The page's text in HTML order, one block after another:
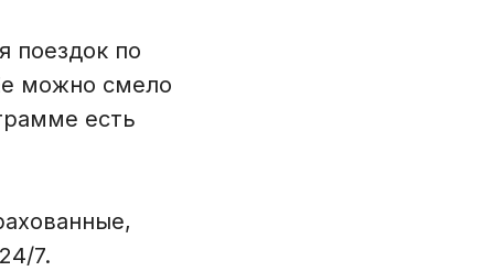
поездок по
можно смело
есть
7.